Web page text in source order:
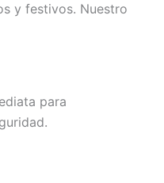
y festivos. Nuestro
para